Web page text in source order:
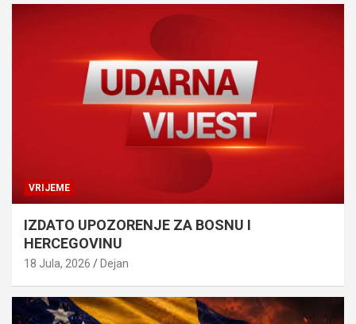
VRIJEME
IZDATO UPOZORENJE ZA BOSNU I
HERCEGOVINU
18 Jula, 2026 Dejan